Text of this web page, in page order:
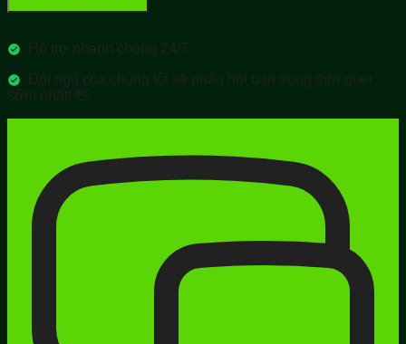
Hỗ trợ nhanh chóng 24/7
Đội ngũ của chúng tôi sẽ phản hồi bạn trong thời gian
sớm nhất! 👋